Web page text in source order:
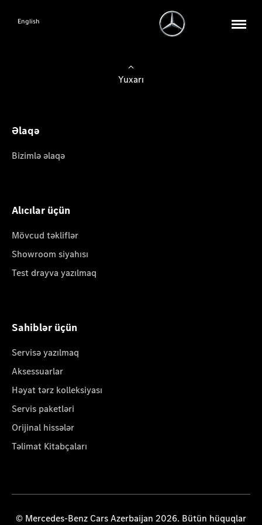
English
Yuxarı
Əlaqə
Bizimlə əlaqə
Alıcılar üçün
Mövcud təkliflər
Showroom siyahısı
Test drayva yazılmaq
Sahiblər üçün
Servisə yazılmaq
Aksessuarlar
Həyat tərz kolleksiyası
Servis paketləri
Orijinal hissələr
Təlimat Kitabçaları
© Mercedes-Benz Cars Azerbaijan 2026. Bütün hüquqlar